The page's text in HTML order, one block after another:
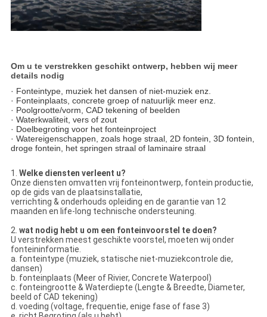
Om u te verstrekken geschikt ontwerp, hebben wij meer
details nodig
· Fonteintype, muziek het dansen of niet-muziek enz.
· Fonteinplaats, concrete groep of natuurlijk meer enz.
· Poolgrootte/vorm, CAD tekening of beelden
· Waterkwaliteit, vers of zout
· Doelbegroting voor het fonteinproject
· Watereigenschappen, zoals hoge straal, 2D fontein, 3D fontein,
droge fontein, het springen straal of laminaire straal
1. Welke diensten verleent u?
Onze diensten omvatten vrij fonteinontwerp, fontein productie,
op de gids van de plaatsinstallatie,
verrichting & onderhouds opleiding en de garantie van 12
maanden en life-long technische ondersteuning.
2. wat nodig hebt u om een fonteinvoorstel te doen?
U verstrekken meest geschikte voorstel, moeten wij onder
fonteininformatie.
a. fonteintype (muziek, statische niet-muziekcontrole die,
dansen)
b. fonteinplaats (Meer of Rivier, Concrete Waterpool)
c. fonteingrootte & Waterdiepte (Lengte & Breedte, Diameter,
beeld of CAD tekening)
d. voeding (voltage, frequentie, enige fase of fase 3)